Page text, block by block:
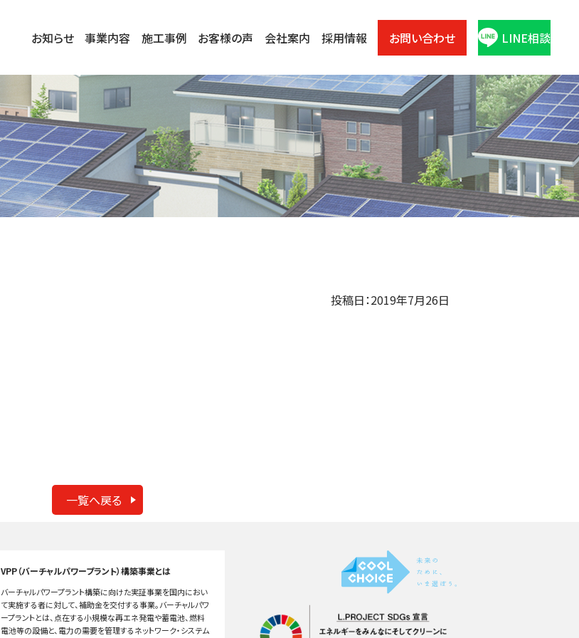
お知らせ 事業内容 施工事例 お客様の声 会社案内 採用情報 お問い合わせ LINE相談
投稿日：2019年7月26日
一覧へ戻る
VPP（バーチャルパワープラント）構築事業とは
バーチャルパワープラント構築に向けた実証事業を国内におい
て実施する者に対して、補助金を交付する事業。バーチャルパワ
ープラントとは、点在する小規模な再エネ発電や蓄電池、燃料
電池等の設備と、電力の需要を管理するネットワーク・システム